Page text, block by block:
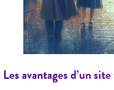
Les avantages d’un